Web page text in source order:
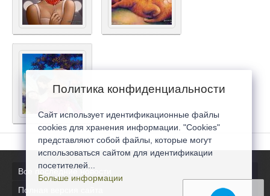
Все последние новости
Полная версия сайта
Политика конфиденциальности
Сайт использует идентификационные файлы
cookies для хранения информации. "Cookies"
представляют собой файлы, которые могут
использоваться сайтом для идентификации
посетителей...
Больше информации